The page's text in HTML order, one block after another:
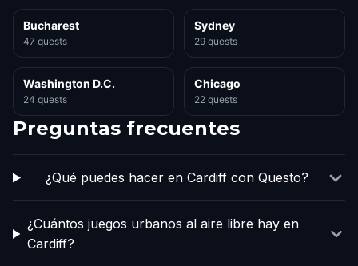
Bucharest
47 quests
Sydney
29 quests
Washington D.C.
24 quests
Chicago
22 quests
Preguntas frecuentes
¿Qué puedes hacer en Cardiff con Questo?
¿Cuántos juegos urbanos al aire libre hay en
Cardiff?